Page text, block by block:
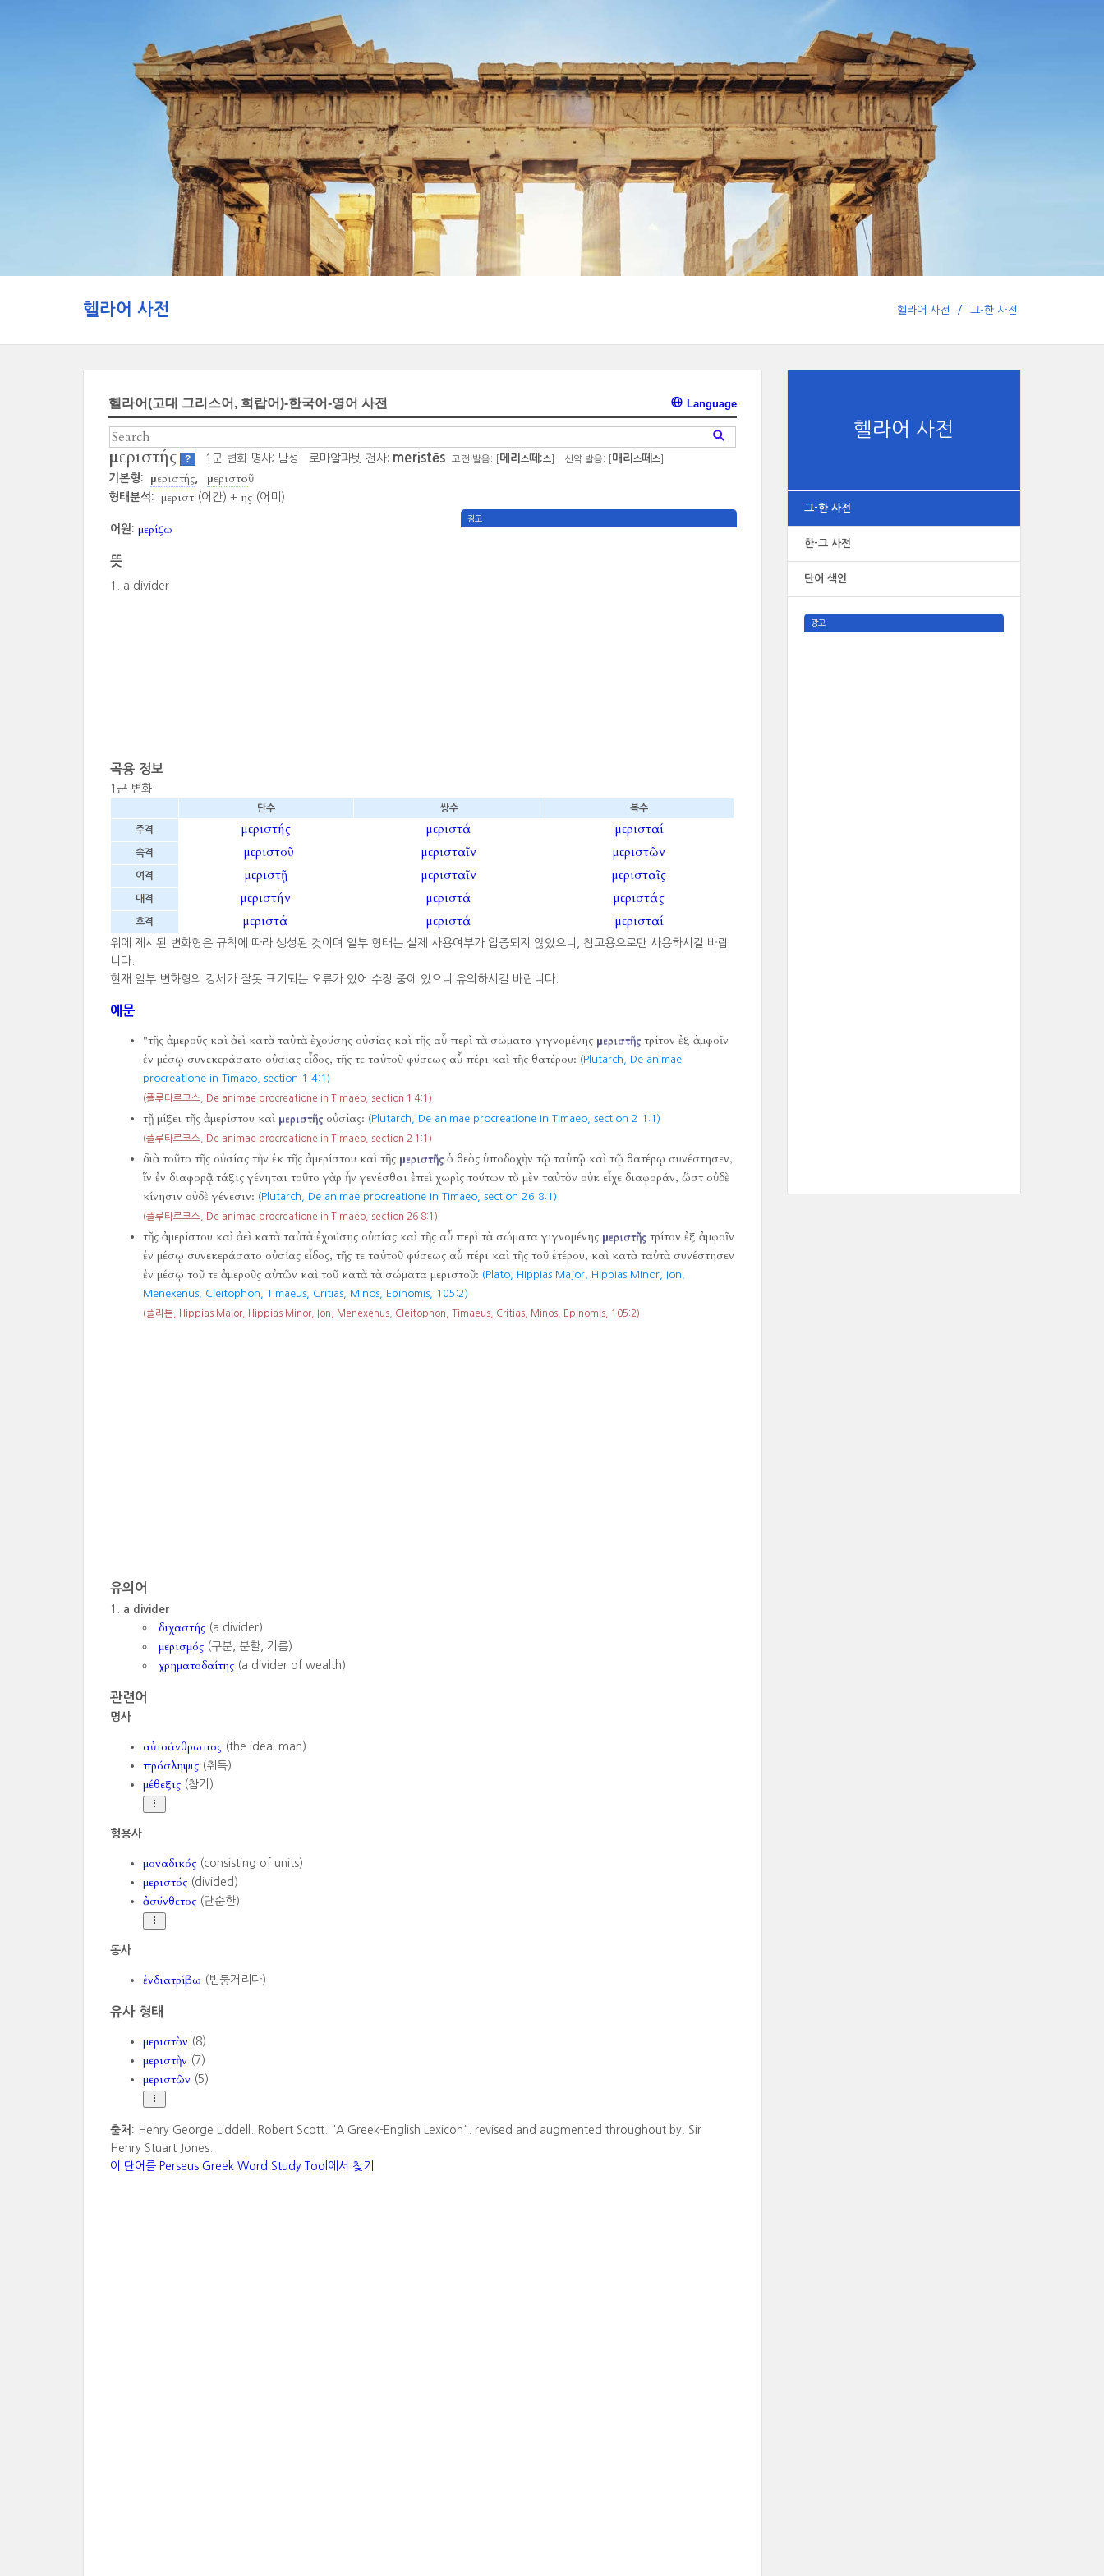
헬라어 사전 헬라어 사전 그-한 사전
헬라어 사전
그-한 사전
한-그 사전
단어 색인
광고
헬라어(고대 그리스어, 희랍어)-한국어-영어 사전 Language
μεριστής ? 1군 변화 명사; 남성 로마알파벳 전사: meristēs 고전 발음: [ 메리 스떼:스] 신약 발음: [ 매리 스떼 스]
기본형: μεριστής μεριστοῦ
형태분석: μεριστ (어간) + ης (어미)
광고
어원: μερίζω
뜻
a divider
곡용 정보
1군 변화
단수 쌍수 복수
주격 μεριστής μεριστά μερισταί
속격 μεριστοῦ μερισταῖν μεριστῶν
여격 μεριστῇ μερισταῖν μερισταῖς
대격 μεριστήν μεριστά μεριστάς
호격 μεριστά μεριστά μερισταί
위에 제시된 변화형은 규칙에 따라 생성된 것이며 일부 형태는 실제 사용여부가 입증되지 않았으니, 참고용으로만 사용하시길 바랍
니다.
현재 일부 변화형의 강세가 잘못 표기되는 오류가 있어 수정 중에 있으니 유의하시길 바랍니다.
예문
"τῆς ἀμεροῦς καὶ ἀεὶ κατὰ ταὐτὰ ἐχούσης οὐσίας καὶ τῆς αὖ περὶ τὰ σώματα γιγνομένης μεριστῆςτρίτον ἐξ ἀμφοῖν
ἐν μέσῳ συνεκεράσατο οὐσίας εἶδος, τῆς τε ταὐτοῦ φύσεως αὖ πέρι καὶ τῆς θατέρου: (Plutarch, De animae
procreatione in Timaeo, section 1 4:1)
(플루타르코스, De animae procreatione in Timaeo, section 1 4:1)
τῇ μίξει τῆς ἀμερίστου καὶ μεριστῆςοὐσίας: (Plutarch, De animae procreatione in Timaeo, section 2 1:1)
(플루타르코스, De animae procreatione in Timaeo, section 2 1:1)
διὰ τοῦτο τῆς οὐσίας τὴν ἐκ τῆς ἀμερίστου καὶ τῆς μεριστῆςὁ θεὸς ὑποδοχὴν τῷ ταὐτῷ καὶ τῷ θατέρῳ συνέστησεν,
ἵν ἐν διαφορᾷ τάξις γένηται τοῦτο γὰρ ἦν γενέσθαι ἐπεὶ χωρὶς τούτων τὸ μὲν ταὐτὸν οὐκ εἶχε διαφοράν, ὥστ οὐδὲ
κίνησιν οὐδὲ γένεσιν: (Plutarch, De animae procreatione in Timaeo, section 26 8:1)
(플루타르코스, De animae procreatione in Timaeo, section 26 8:1)
τῆς ἀμερίστου καὶ ἀεὶ κατὰ ταὐτὰ ἐχούσης οὐσίας καὶ τῆς αὖ περὶ τὰ σώματα γιγνομένης μεριστῆςτρίτον ἐξ ἀμφοῖν
ἐν μέσῳ συνεκεράσατο οὐσίας εἶδος, τῆς τε ταὐτοῦ φύσεως αὖ πέρι καὶ τῆς τοῦ ἑτέρου, καὶ κατὰ ταὐτὰ συνέστησεν
ἐν μέσῳ τοῦ τε ἀμεροῦς αὐτῶν καὶ τοῦ κατὰ τὰ σώματα μεριστοῦ: (Plato, Hippias Major, Hippias Minor, Ion,
Menexenus, Cleitophon, Timaeus, Critias, Minos, Epinomis,
105:2)
(플라톤, Hippias Major, Hippias Minor, Ion, Menexenus, Cleitophon, Timaeus, Critias, Minos, Epinomis, 105:2)
유의어
a divider
διχαστής(a divider)
μερισμός(구분, 분할, 가름)
χρηματοδαίτης(a divider of wealth)
관련어
명사
αὐτοάνθρωπος(the ideal man)
πρόσληψις(취득)
μέθεξις(참가)
형용사
μοναδικός(consisting of units)
μεριστός(divided)
ἀσύνθετος(단순한)
동사
ἐνδιατρίβω (빈둥거리다)
유사 형태
μεριστὸν (8)
μεριστὴν (7)
μεριστῶν (5)
출처: Henry George Liddell. Robert Scott. "A Greek-English Lexicon". revised and augmented throughout by. Sir
Henry Stuart Jones.
이 단어를 Perseus Greek Word Study Tool에서 찾기